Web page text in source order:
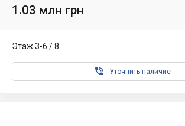
1.03 млн грн
Этаж 3-6 / 8
 Уточнить наличие